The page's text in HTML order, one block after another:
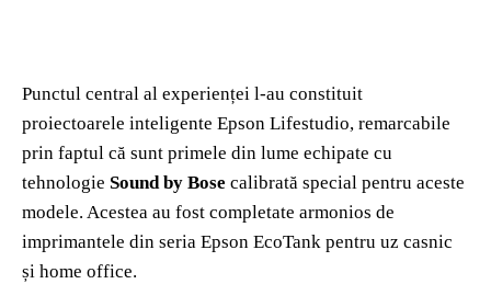
Punctul central al experienței l-au constituit
proiectoarele inteligente Epson Lifestudio, remarcabile
prin faptul că sunt primele din lume echipate cu
tehnologie Sound by Bose calibrată special pentru aceste
modele. Acestea au fost completate armonios de
imprimantele din seria Epson EcoTank pentru uz casnic
și home office.